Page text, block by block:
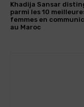
Khadija Sansar
parmi les 10
femmes en
au Maroc